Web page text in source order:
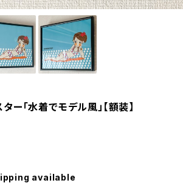
ー「水着でモデル風」【額装】
available